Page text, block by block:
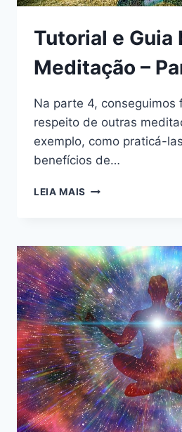
Tutorial e Guia
Meditação –
Na parte 4, conseguimos
respeito de outras
exemplo, como praticá-
benefícios de…
LEIA MAIS TUTORIAL
DA
MEDITAÇÃO
–
PARTE
5